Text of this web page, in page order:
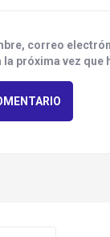
correo
la próxima vez que